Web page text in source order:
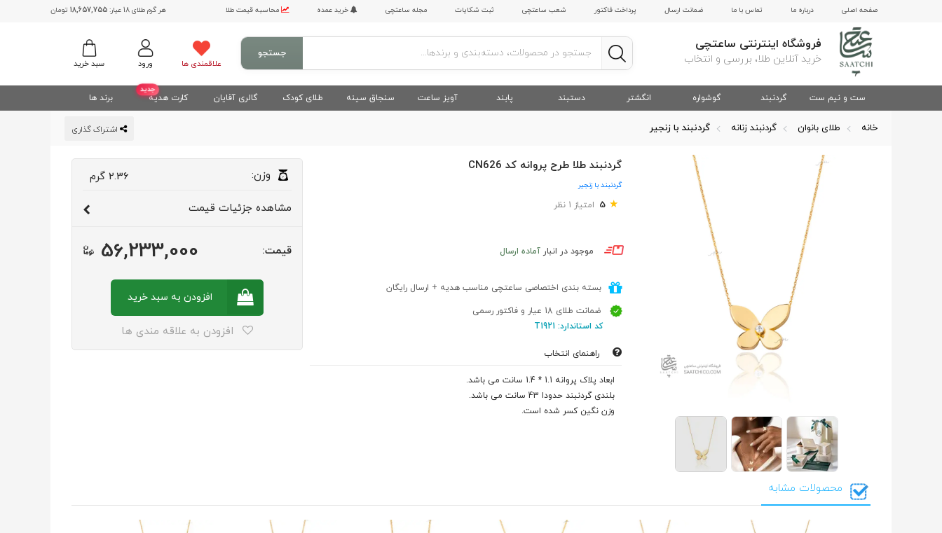
صفحه اصلی درباره ما تماس با ما ضمانت ارسال پرداخت فاکتور شعب ساعتچی ثبت شکایات مجله ساعتچی خرید عمده محاسبه قیمت طلا هر گرم طلای 18 عیار: 18,657,755 تومان
فروشگاه اینترنتی ساعتچی
خرید آنلاین طلا، بررسی و انتخاب سبد خرید ورود علاقمندی ها
جستجو
ست و نیم ست گردنبند گوشواره انگشتر دستبند پابند آویز ساعت سنجاق سینه طلای کودک گالری آقایان
جدید
کارت هدیه برند ها
خانه طلای بانوان گردنبند زنانه گردنبند با زنجیر
گردنبند طلا طرح پروانه کد CN626
گردنبند با زنجیر
★
5 امتیاز 1 نظر
موجود در انبار آماده ارسال
بسته بندی اختصاصی ساعتچی مناسب هدیه + ارسال رایگان
ضمانت طلای 18 عیار و فاکتور رسمی
کد استاندارد: T1921
راهنمای انتخاب
ابعاد پلاک پروانه 1.1 * 1.4 سانت می باشد.
بلندی گردنبند حدودا 43 سانت می باشد.
وزن نگین کسر شده است.
وزن: 2.36 گرم
مشاهده جزئیات قیمت
قیمت: 56,233,000
افزودن به سبدخرید
افزودن به علاقه مندی ها
محصولات مشابه